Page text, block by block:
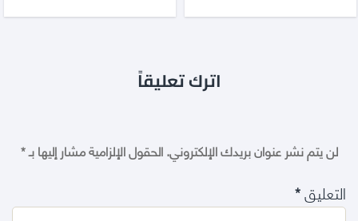
اترك تعليقاً
لن يتم نشر عنوان بريدك الإلكتروني.الحقول الإلزامية مشار إليها بـ*
التعليق*